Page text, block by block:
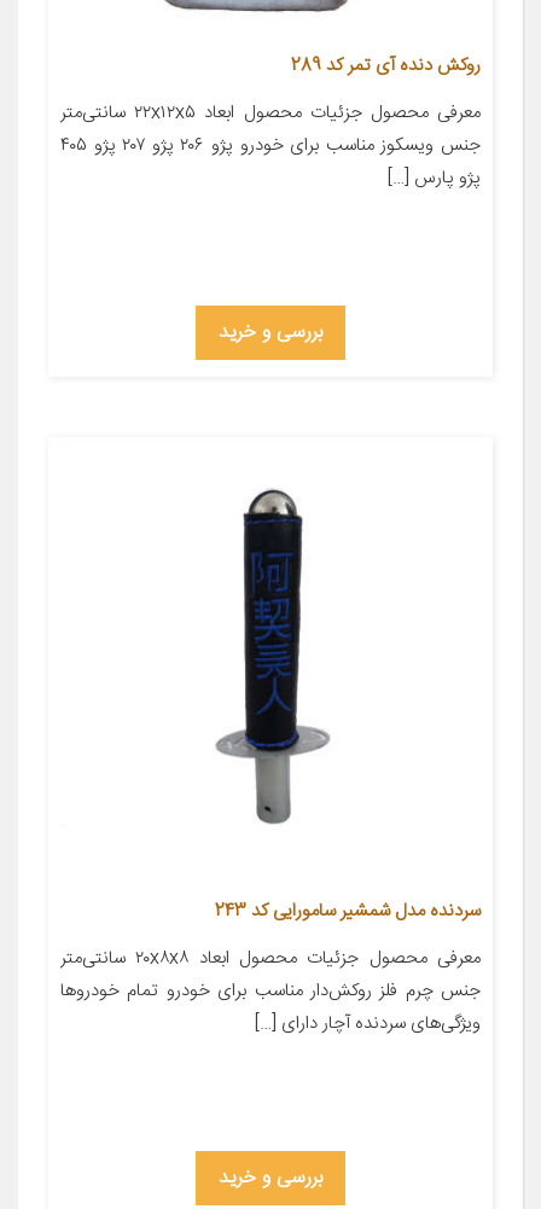
روکش دنده آی تمر کد 289
معرفی محصول جزئیات محصول ابعاد ۲۲x۱۲x۵ سانتی‌متر
جنس ویسکوز مناسب برای خودرو پژو ۲۰۶ پژو ۲۰۷ پژو ۴۰۵
پژو پارس […]
بررسی و خرید
سردنده مدل شمشیر سامورایی کد 243
معرفی محصول جزئیات محصول ابعاد ۲۰x۸x۸ سانتی‌متر
جنس چرم فلز روکش‌دار مناسب برای خودرو تمام خودروها
ویژگی‌های سردنده آچار دارای […]
بررسی و خرید